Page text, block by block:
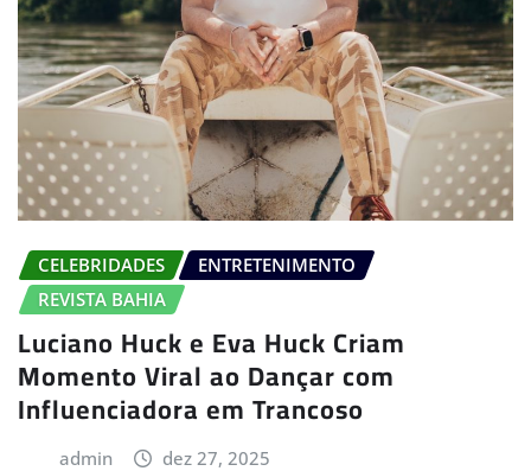
CELEBRIDADES
ENTRETENIMENTO
REVISTA BAHIA
Luciano Huck e Eva Huck Criam
Momento Viral ao Dançar com
Influenciadora em Trancoso
admin dez 27, 2025